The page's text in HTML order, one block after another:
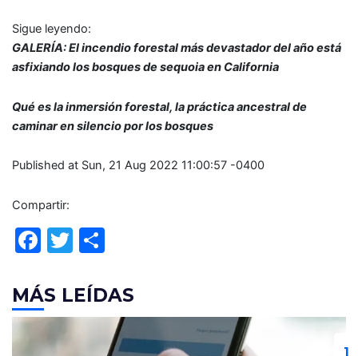
Sigue leyendo:
GALERÍA: El incendio forestal más devastador del año está
asfixiando los bosques de sequoia en California
Qué es la inmersión forestal, la práctica ancestral de
caminar en silencio por los bosques
Published at Sun, 21 Aug 2022 11:00:57 -0400
Compartir:
F
c
e
b
T
itt
er
m
p
ar
MÁS LEÍDAS